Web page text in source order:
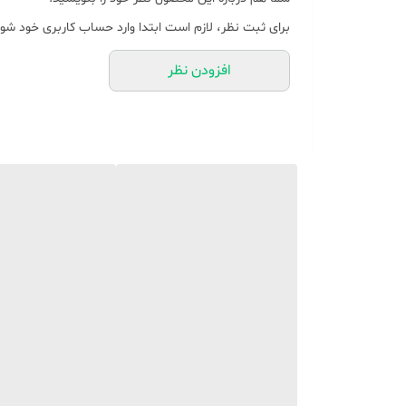
برای ثبت نظر، لازم است ابتدا وارد حساب کاربری خود
افزودن نظر